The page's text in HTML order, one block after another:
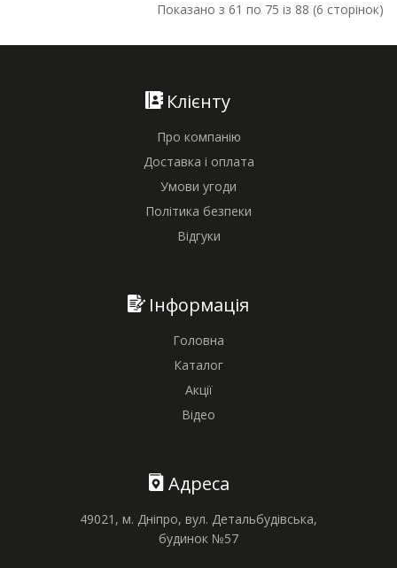
Показано з 61 по 75 із 88 (6 сторінок)
Клієнту
Про компанію
Доставка і оплата
Умови угоди
Політика безпеки
Відгуки
Інформація
Головна
Каталог
Акції
Відео
Адреса
49021, м. Дніпро, вул. Детальбудівська,
будинок №57